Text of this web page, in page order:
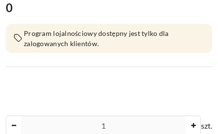
Cena:
0
Program lojalnościowy dostępny jest tylko dla
zalogowanych klientów.
szt.